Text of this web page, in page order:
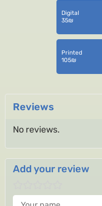
Digital
35₪
Printed
105₪
Reviews
No reviews.
Add your review
Your name